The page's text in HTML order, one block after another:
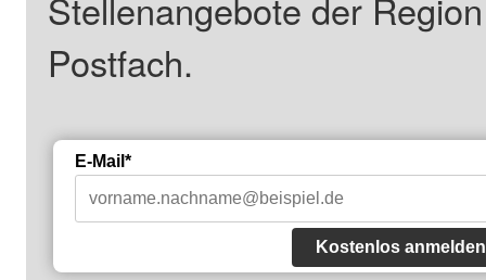
Stellenangebote der
Postfach.
E-Mail*
Kostenlos anmelden